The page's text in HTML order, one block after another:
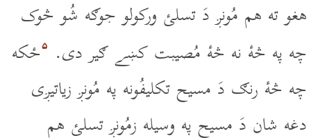
هغو ته هم مُونږ دَ تسلئ ورکولو جوګه شُو څوک
چه په څۀ نه څۀ مُصيبت کښے ګير دى. ۵ځکه
چه څۀ رنګ دَ مسيح تکليفُونه په مُونږ زياتيږى
دغه شان دَ مسيح په وسيله زمُونږ تسلئ هم